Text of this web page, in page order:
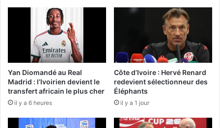
Yan Diomandé au Real
Madrid : l’Ivoirien devient le
transfert africain le plus cher
il y a 6 heures
Côte d’Ivoire : Hervé Renard
redevient sélectionneur des
Éléphants
il y a 1 jour